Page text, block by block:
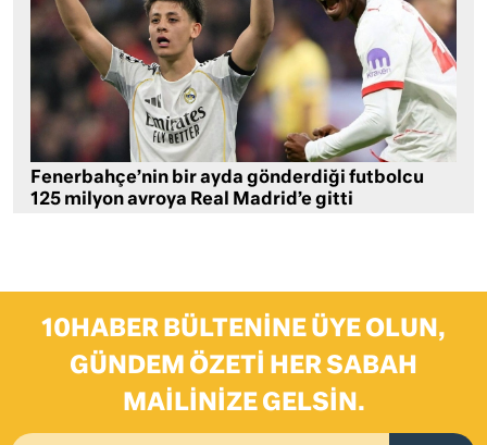
Fenerbahçe’nin bir ayda gönderdiği futbolcu
125 milyon avroya Real Madrid’e gitti
10HABER BÜLTENINE ÜYE OLUN,
GÜNDEM ÖZETI HER SABAH
MAILINIZE GELSIN.